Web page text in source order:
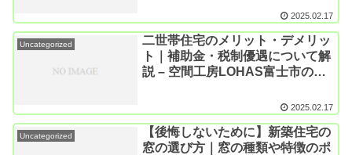
自然素材の家を建てている空間工
房LOHAS
2025.02.17
Uncategorized
二世帯住宅のメリット・デメリッ
ト｜補助金・税制優遇について解
説 – 空間工房LOHAS富士市の工
材の家を建てている空間工房
LOHAS
2025.02.17
Uncategorized
【後悔しないために】新築住宅の
窓の選び方｜窓の種類や特徴のポ